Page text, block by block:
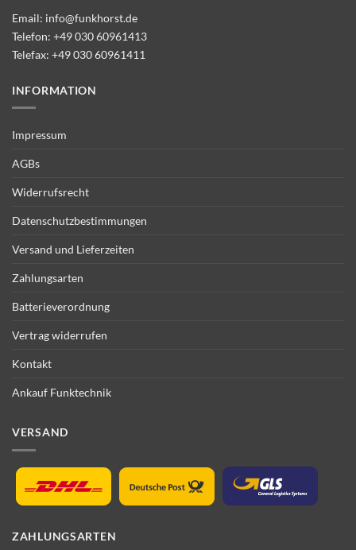
Email: info@funkhorst.de
Telefon: +49 030 60961413
Telefax: +49 030 60961411
INFORMATION
Impressum
AGBs
Widerrufsrecht
Datenschutzbestimmungen
Versand und Lieferzeiten
Zahlungsarten
Batterieverordnung
Vertrag widerrufen
Kontakt
Ankauf Funktechnik
VERSAND
ZAHLUNGSARTEN